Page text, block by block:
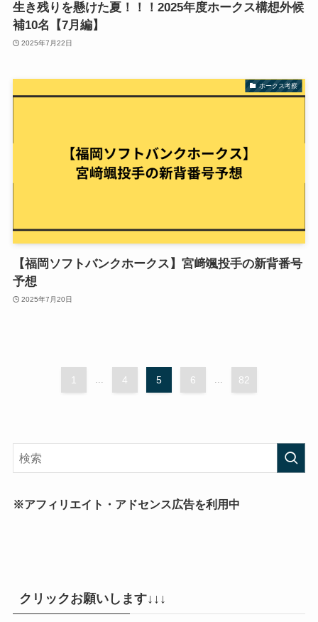
生き残りを懸けた夏！！！2025年度ホークス構想外候
補10名【7月編】
2025年7月22日
ホークス考察
【福岡ソフトバンクホークス】宮﨑颯投手の新背番号
予想
2025年7月20日
1 ... 4 5 6 ... 82
※アフィリエイト・アドセンス広告を利用中
クリックお願いします↓↓↓